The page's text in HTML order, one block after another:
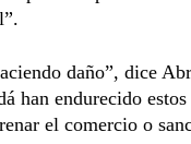
daño”, dice
han endurecido
el comercio o